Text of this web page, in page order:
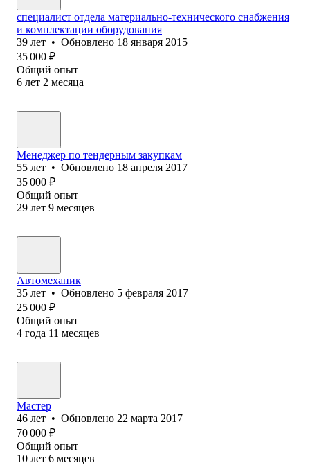
специалист отдела материально-технического снабжения
и комплектации оборудования
39 лет • Обновлено 18 января 2015
35 000 ₽
Общий опыт
6 лет 2 месяца
Менеджер по тендерным закупкам
55 лет • Обновлено 18 апреля 2017
35 000 ₽
Общий опыт
29 лет 9 месяцев
Автомеханик
35 лет • Обновлено 5 февраля 2017
25 000 ₽
Общий опыт
4 года 11 месяцев
Мастер
46 лет • Обновлено 22 марта 2017
70 000 ₽
Общий опыт
10 лет 6 месяцев